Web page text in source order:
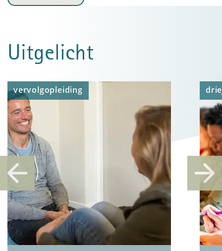
Uitgelicht
vervolgopleiding